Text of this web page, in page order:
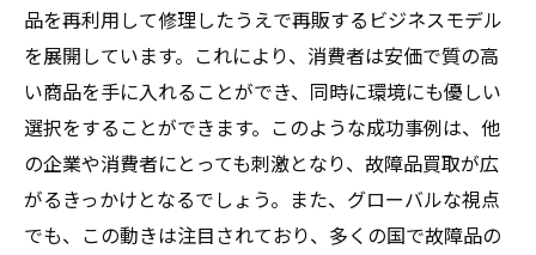
品を再利用して修理したうえで再販するビジネスモデル
を展開しています。これにより、消費者は安価で質の高
い商品を手に入れることができ、同時に環境にも優しい
選択をすることができます。このような成功事例は、他
の企業や消費者にとっても刺激となり、故障品買取が広
がるきっかけとなるでしょう。また、グローバルな視点
でも、この動きは注目されており、多くの国で故障品の